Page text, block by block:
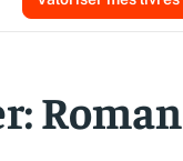
Roman